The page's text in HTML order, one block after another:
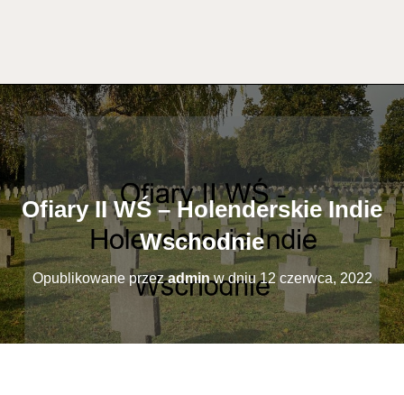
Ofiary II WŚ – Holenderskie Indie
Wschodnie
Opublikowane przezadminw dniu12 czerwca, 2022